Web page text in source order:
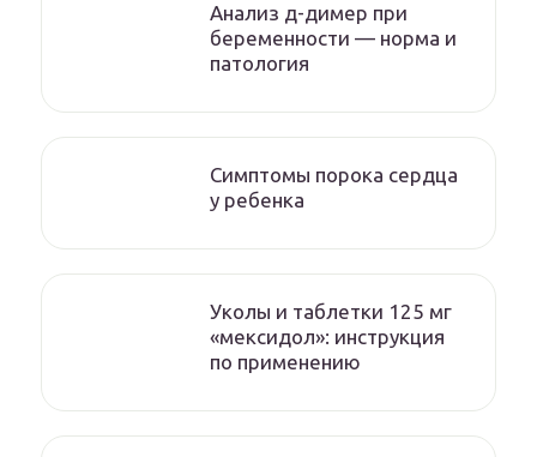
Анализ д-димер при
беременности — норма и
патология
Симптомы порока сердца
у ребенка
Уколы и таблетки 125 мг
«мексидол»: инструкция
по применению